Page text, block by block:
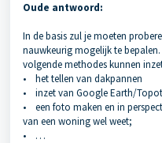
Oude antwoord:
In de basis zul je moeten
nauwkeurig mogelijk te
volgende methodes kunnen
• het tellen van dakpannen
• inzet van Google Earth/
• een foto maken en in
van een woning wel weet;
• …